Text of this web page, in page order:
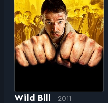
Wild Bill 2011